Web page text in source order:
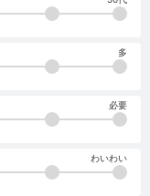
多
必要
わいわい